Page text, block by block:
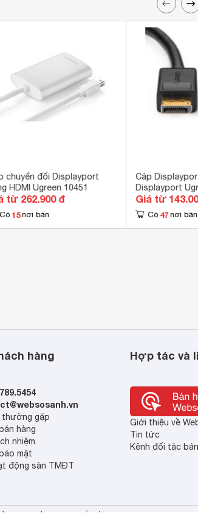
Displayport to HDMI chính hãng
nối các thiết bị HDMI ví dụ như một
làm bằng ABS tích hợp và vật liệu
Hơn nữa, các nút nhỏ là dễ dàng hơn để
chuyển đổi Displayport
HDMI Ugreen 10451
từ 262.900 đ
Có 15 nơi bán
Cáp
Displayport
3m
Giá từ
Có 47 nơi bán
hàng
thường gặp
hàng
nhiệm
mật
động sàn TMĐT
Hợp tác và
Giới thiệu về
Tin tức
Kênh đối tác